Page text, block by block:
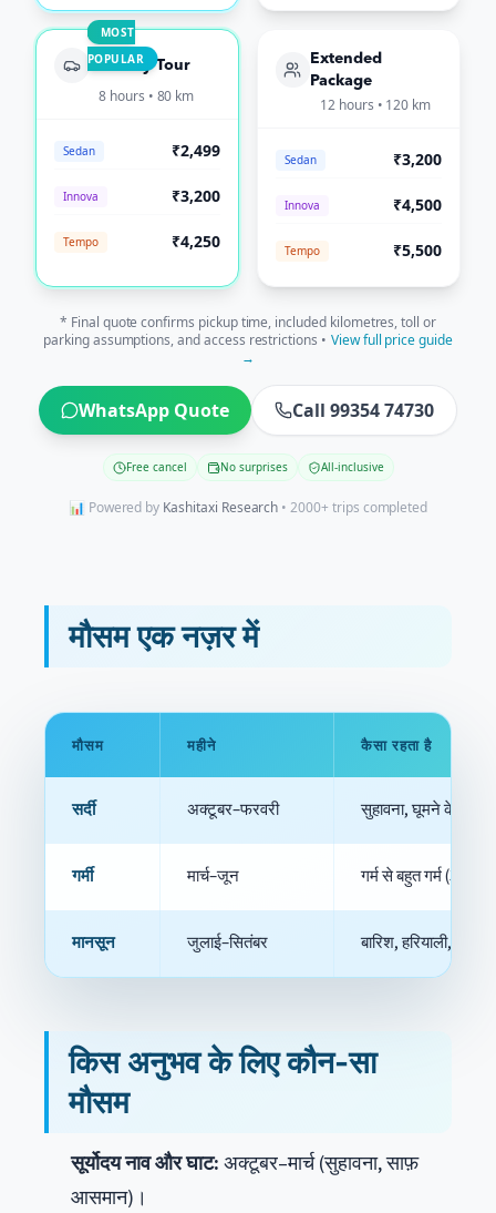
MOST
POPULAR
Full-Day Tour
8 hours • 80 km
Sedan ₹2,499
Innova ₹3,200
Tempo ₹4,250
Extended
Package
12 hours • 120 km
Sedan ₹3,200
Innova ₹4,500
Tempo ₹5,500
* Final quote confirms pickup time, included kilometres, toll or
parking assumptions, and access restrictions • View full price guide
→
WhatsApp Quote Call 99354 74730
Free cancel No surprises All-inclusive
📊 Powered by Kashitaxi Research • 2000+ trips completed
मौसम एक नज़र में
मौसम महीने कैसा रहता है
सर्दी अक्टूबर–फरवरी सुहावना, घूमने के लिए
गर्मी मार्च–जून गर्म से बहुत गर्म (38-
मानसून जुलाई–सितंबर बारिश, हरियाली, गंगा
किस अनुभव के लिए कौन-सा
मौसम
सूर्योदय नाव और घाट: अक्टूबर–मार्च (सुहावना, साफ़
आसमान)।